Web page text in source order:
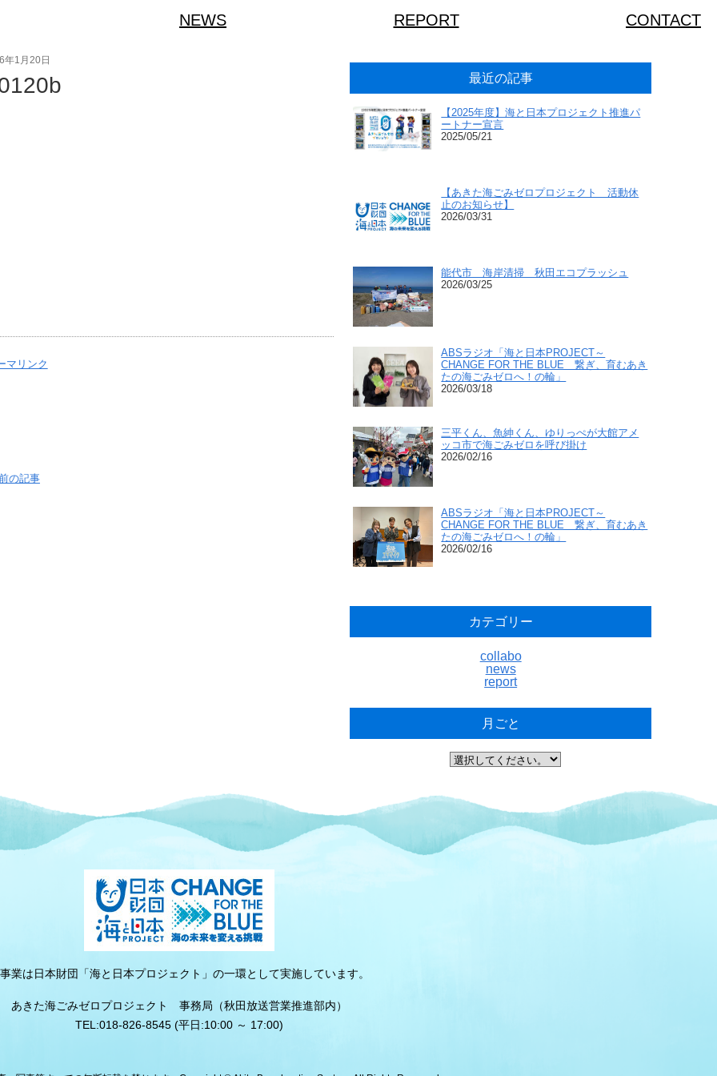
NEWS REPORT CONTACT
年1月20日
マリンク
の記事
最近の記事
【2025年度】海と日本プロジェクト推進パ
ートナー宣言
2025/05/21
【あきた海ごみゼロプロジェクト 活動休
止のお知らせ】
2026/03/31
能代市 海岸清掃 秋田エコプラッシュ
2026/03/25
ABSラジオ「海と日本PROJECT～
CHANGE FOR THE BLUE 繋ぎ、育むあき
たの海ごみゼロへ！の輪」
2026/03/18
三平くん、魚紳くん、ゆりっぺが大館アメ
ッコ市で海ごみゼロを呼び掛け
2026/02/16
ABSラジオ「海と日本PROJECT～
CHANGE FOR THE BLUE 繋ぎ、育むあき
たの海ごみゼロへ！の輪」
2026/02/16
カテゴリー
collabo
news
report
月ごと
業は日本財団「海と日本プロジェクト」の一環として実施しています。
あきた海ごみゼロプロジェクト 事務局（秋田放送営業推進部内）
TEL:018-826-8545 (平日:10:00 ～ 17:00)